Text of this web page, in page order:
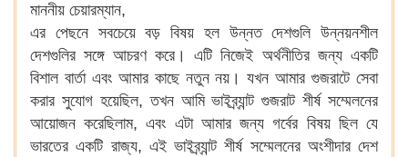
মাননীয় চেয়ারম্যান,
এর পেছনে সবচেয়ে বড় বিষয় হল উন্নত দেশগুলি উন্নয়নশীল
দেশগুলির সঙ্গে আচরণ করে। এটি নিজেই অর্থনীতির জন্য একটি
বিশাল বার্তা এবং আমার কাছে নতুন নয়। যখন আমার গুজরাটে সেবা
করার সুযোগ হয়েছিল, তখন আমি ভাইব্র্যান্ট গুজরাট শীর্ষ সম্মেলনের
আয়োজন করেছিলাম, এবং এটা আমার জন্য গর্বের বিষয় ছিল যে
ভারতের একটি রাজ্য, এই ভাইব্র্যান্ট শীর্ষ সম্মেলনের অংশীদার দেশ